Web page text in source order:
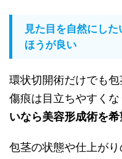
見た目を自然にし
ほうが良い
環状切開術だけでも
傷痕は目立ちやすくな
いなら美容形成術を希
包茎の状態や仕上が